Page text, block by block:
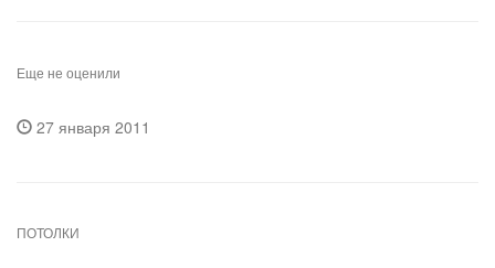
Еще не оценили
27 января 2011
ПОТОЛКИ